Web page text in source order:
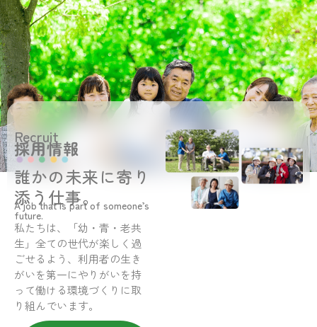
Recruit
採用情報
誰かの未来に寄り
添う仕事。
A job that is part of someone’s
future.
私たちは、「幼・青・老共
生」全ての世代が楽しく過
ごせるよう、利用者の生き
がいを第一にやりがいを持
って働ける環境づくりに取
り組んでいます。